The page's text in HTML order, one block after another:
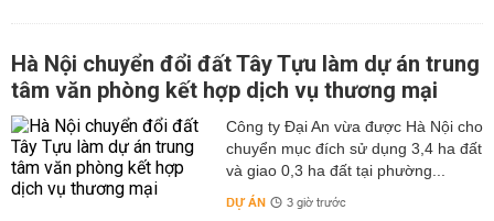
Hà Nội chuyển đổi đất Tây Tựu làm dự án trung
tâm văn phòng kết hợp dịch vụ thương mại
Công ty Đại An vừa được Hà Nội cho
chuyển mục đích sử dụng 3,4 ha đất
và giao 0,3 ha đất tại phường...
DỰ ÁN 3 giờ trước